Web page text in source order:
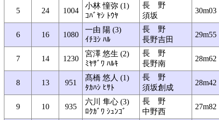
5 24 1004
小林 憧弥 (1)
ｺﾊﾞﾔｼ ﾄｳﾔ
長 野
須坂
30m03
6 16 1080
一由 陽 (3)
ｲﾁﾖｼ ﾊﾙ
長 野
長野吉田
29m55
7 14 1230
宮澤 悠生 (2)
ﾐﾔｻﾞﾜ ﾊﾙｷ
長 野
長野南
28m62
8 13 951
髙橋 悠人 (1)
ﾀｶﾊｼ ﾋｻﾄ
長 野
須坂創成
28m42
9 10 935
六川 隼心 (3)
ﾛｸｶﾞﾜ ｼｭﾝｺﾞ
長 野
中野西
27m82